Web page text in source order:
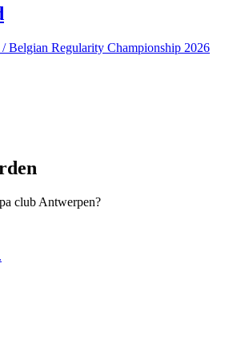
Belgian Regularity Championship 2026
club Antwerpen?